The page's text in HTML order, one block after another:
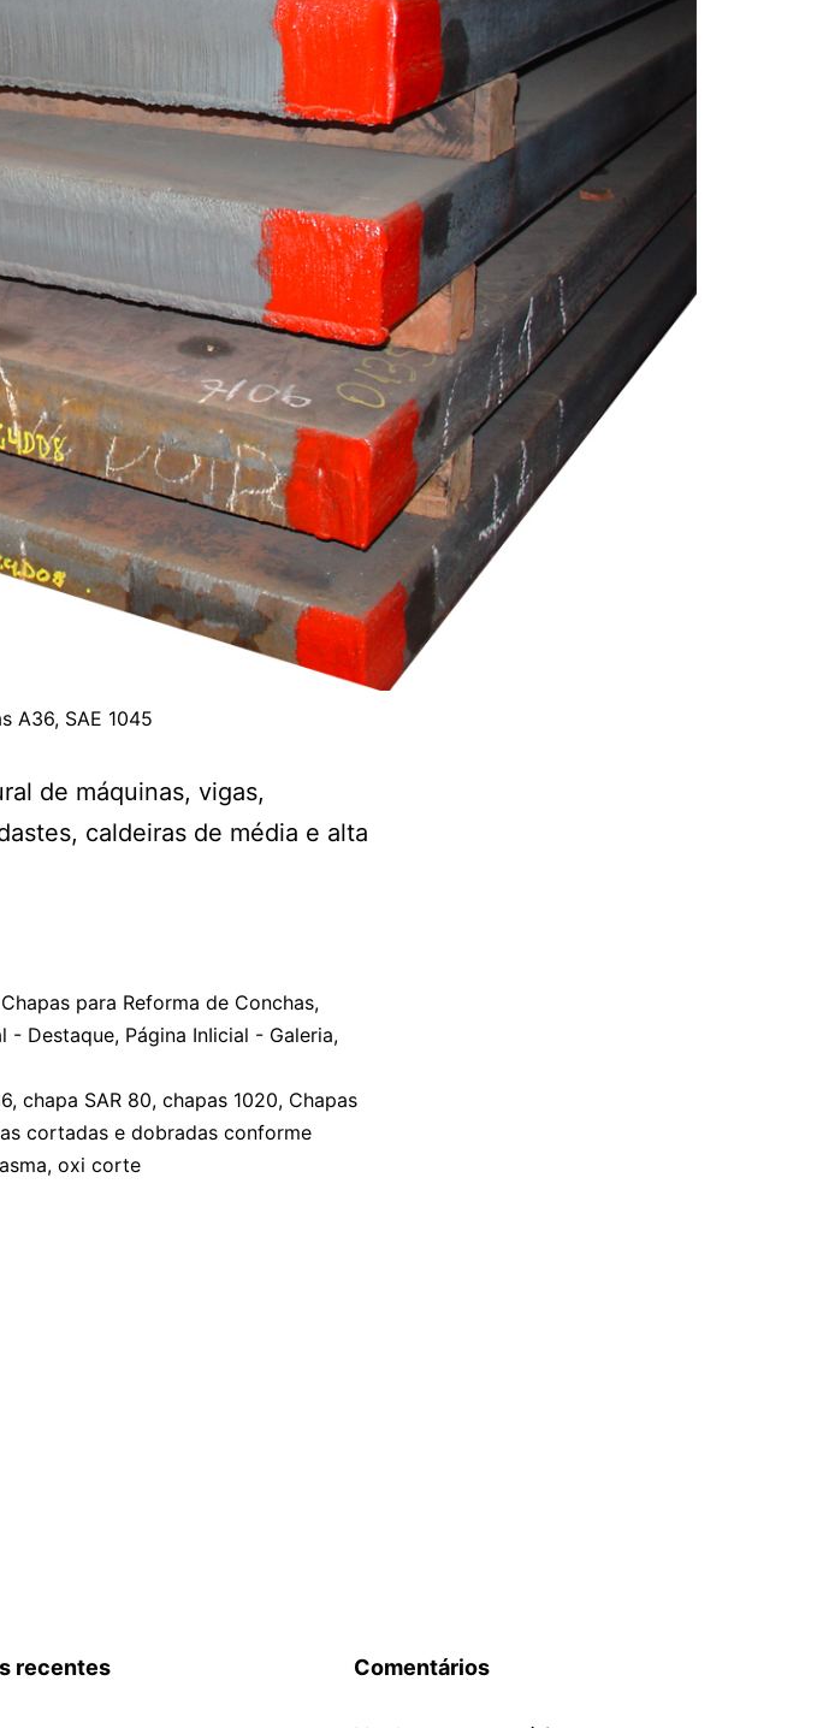
A36, SAE 1045
de máquinas, vigas,
caldeiras de média e alta
Chapas para Reforma de Conchas,
- Destaque, Página InIicial - Galeria,
, chapa SAR 80, chapas 1020, Chapas
cortadas e dobradas conforme
, oxi corte
recentes Comentários